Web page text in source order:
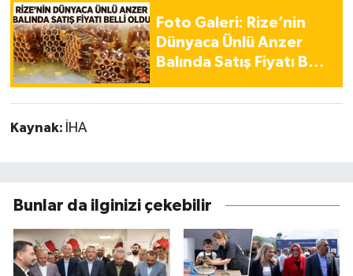
Foto Galeri: Rize’nin
Dünyaca Ünlü Anzer
Balında Satış Fiyatı Belli
Kaynak: İHA
Bunlar da ilginizi çekebilir